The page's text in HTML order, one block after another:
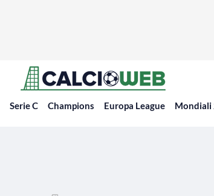
Serie C Champions Europa League Mondiali